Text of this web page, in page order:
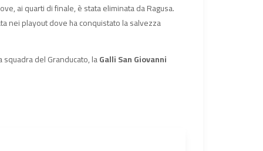
ai quarti di finale, è stata eliminata da Ragusa.
nei playout dove ha conquistato la salvezza
del Granducato, laGalli San Giovanni